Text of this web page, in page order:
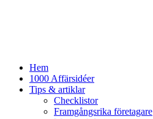
Hem
1000 Affärsidéer
Tips & artiklar
Checklistor
Framgångsrika företagare